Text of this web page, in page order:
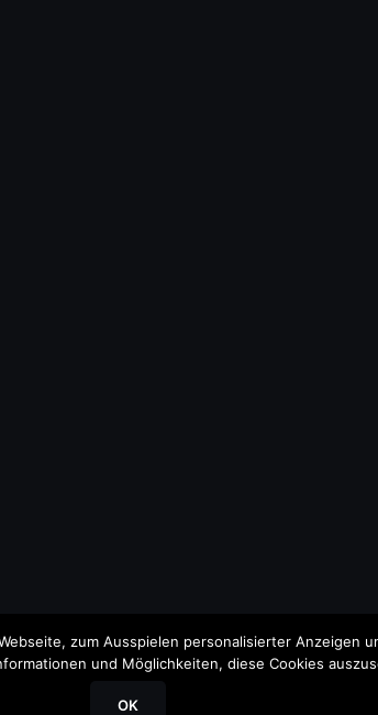
zum Ausspielen personalisierter Anzeigen
und Möglichkeiten, diese Cookies
OK